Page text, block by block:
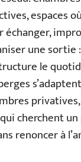
espaces
une sortie
le
cherchent un
renoncer à